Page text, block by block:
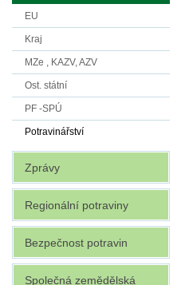
EU
Kraj
MZe , KAZV, AZV
Ost. státní
PF -SPÚ
Potravinářství
Zprávy
Regionální potraviny
Bezpečnost potravin
Společná zemědělská